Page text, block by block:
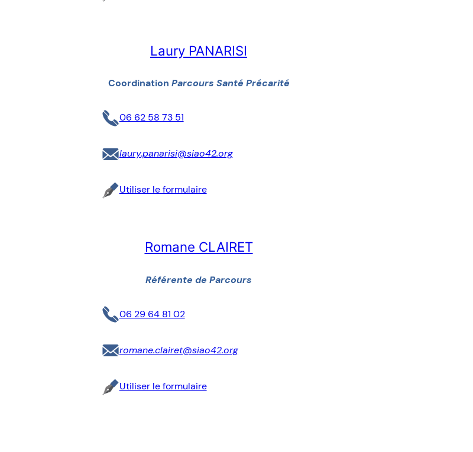
Laury PANARISI
Coordination Parcours Santé Précarité
06 62 58 73 51
laury.panarisi@siao42.org
Utiliser le formulaire
Romane CLAIRET
Référente de Parcours
06 29 64 81 02
romane.clairet@siao42.org
Utiliser le formulaire